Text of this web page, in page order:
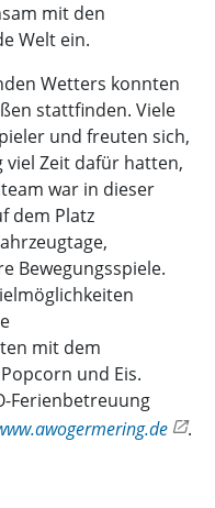
mit den
Welt ein.
Wetters konnten
stattfinden. Viele
und freuten sich,
viel Zeit dafür hatten,
war in dieser
dem Platz
Bewegungsspiele.
mit dem
und Eis.
Ferienbetreuung
.